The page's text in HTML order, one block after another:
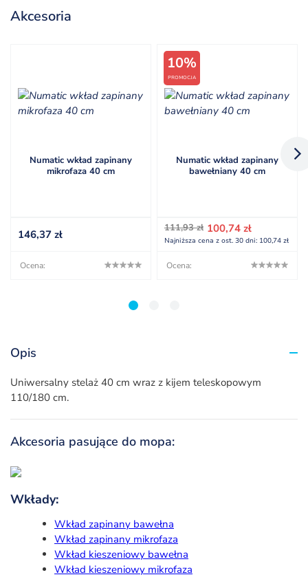
Akcesoria
Numatic wkład zapinany
mikrofaza 40 cm
146,37 zł
Ocena:
10%
PROMOCJA
Numatic wkład zapinany
bawełniany 40 cm
111,93zł
Pierwotna
cena
111,93 zł.
100,74 zł
Aktualna
cena
100,74 zł.
Najniższa cena z ost. 30 dni: 100,74 zł
Ocena:
1
Opis
Uniwersalny stelaż 40 cm wraz z kijem teleskopowym
110/180 cm.
Akcesoria pasujące do mopa:
Wkłady:
Wkład zapinany bawełna
Wkład zapinany mikrofaza
Wkład kieszeniowy bawełna
Wkład kieszeniowy mikrofaza